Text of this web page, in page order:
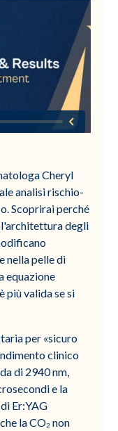
Cheryl
analisi rischio-
Scoprirai perché
l'architettura degli
nella pelle di
equazione
più valida se si
per «sicuro
clinico
di 2940 nm,
e la
Er:YAG
la CO₂ non